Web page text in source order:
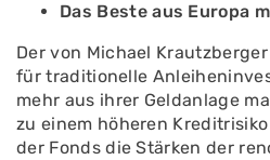
Das Beste aus Europa
Der von Michael
für traditionelle
mehr aus ihrer Geldanlage
zu einem höheren
der Fonds die Stärken der